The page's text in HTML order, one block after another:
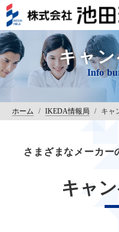
キャ
ホーム / IKEDA情報局 / キャ
さまざまなメーカー
キャ